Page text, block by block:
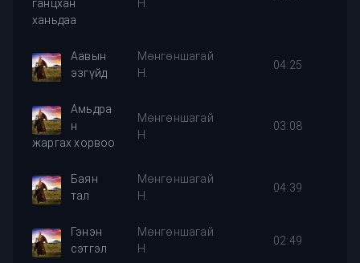
ганцхан
ханьдаа
Н.
Аавын
эзгүйд
Мөнгөншагай
Н.
04:25
Амьдра
н
жаргах хорвоо
Мөнгөншагай
Н.
03:08
Баян
тал
Мөнгөншагай
Н.
04:39
Гэнэн
сэтгэл
Мөнгөншагай
Н.
02:49